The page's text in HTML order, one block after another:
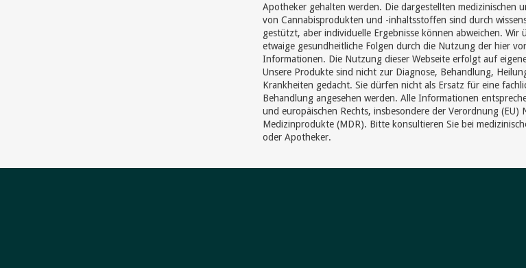
Apotheker gehalten werden. Die dargestellten medizinischen
von Cannabisprodukten und -inhaltsstoffen sind durch
gestützt, aber individuelle Ergebnisse können abweichen.
etwaige gesundheitliche Folgen durch die Nutzung der hier
Informationen. Die Nutzung dieser Webseite erfolgt auf
Unsere Produkte sind nicht zur Diagnose, Behandlung,
Krankheiten gedacht. Sie dürfen nicht als Ersatz für eine
Behandlung angesehen werden. Alle Informationen
und europäischen Rechts, insbesondere der Verordnung
Medizinprodukte (MDR). Bitte konsultieren Sie bei
oder Apotheker.